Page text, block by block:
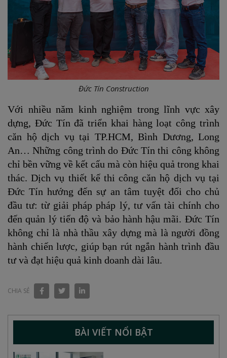
Đức Tín Construction
Với nhiều năm kinh nghiệm trong lĩnh vực xây
dựng, Đức Tín đã triển khai hàng loạt công trình
căn hộ dịch vụ tại TP.HCM, Bình Dương, Long
An… Những công trình do Đức Tín thi công không
chỉ bền vững về kết cấu mà còn hiệu quả trong khai
thác. Dịch vụ thiết kế thi công căn hộ dịch vụ tại
Đức Tín hướng đến sự an tâm tuyệt đối cho chủ
đầu tư: từ giải pháp pháp lý, tư vấn tài chính cho
đến quản lý tiến độ và bảo hành hậu mãi. Đức Tín
không chỉ là nhà thầu xây dựng mà là người đồng
hành chiến lược, giúp bạn rút ngắn hành trình đầu
tư và đạt hiệu quả kinh doanh dài lâu.
CHIA SẺ
BÀI VIẾT NỔI BẬT